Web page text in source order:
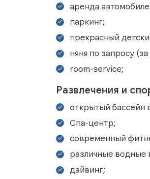
аренда
паркинг;
прекрасный
няня по запросу
room-service;
Развлечения и
открытый бассейн
Спа-центр;
современный
различные водные
дайвинг;